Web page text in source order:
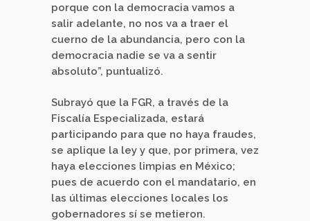
porque con la democracia vamos a
salir adelante, no nos va a traer el
cuerno de la abundancia, pero con la
democracia nadie se va a sentir
absoluto”, puntualizó.
Subrayó que la FGR, a través de la
Fiscalía Especializada, estará
participando para que no haya fraudes,
se aplique la ley y que, por primera, vez
haya elecciones limpias en México;
pues de acuerdo con el mandatario, en
las últimas elecciones locales los
gobernadores sí se metieron.